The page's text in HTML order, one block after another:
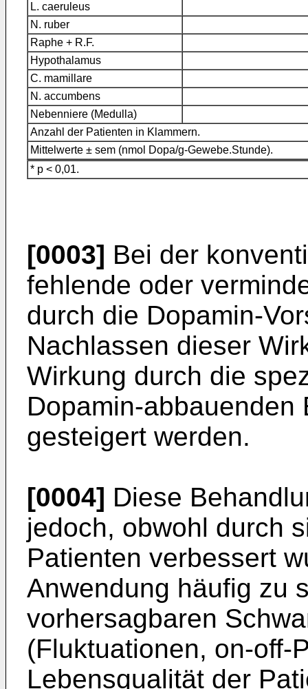
L. caeruleus
N. ruber
Raphe + R.F.
Hypothalamus
C. mamillare
N. accumbens
Nebenniere (Medulla)
Anzahl der Patienten in Klammern.
Mittelwerte ± sem (nmol Dopa/g-Gewebe.Stunde).
* p < 0,01.
[0003] Bei der
fehlende oder
durch die Dopamin-
Nachlassen dieser
Wirkung durch die
Dopamin-ab­bauenden
gesteigert werden.
[0004] Diese
jedoch, obwohl durch
Patienten verbessert
Anwendung häufig zu
vorhersag­baren
(Fluktuationen, on-off-
Lebensqualität der